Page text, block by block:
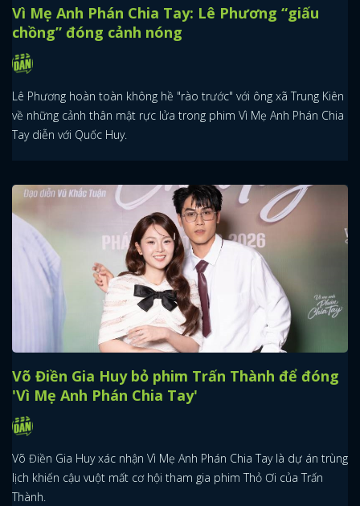
Vì Mẹ Anh Phán Chia Tay: Lê Phương “giấu
chồng” đóng cảnh nóng
Lê Phương hoàn toàn không hề "rào trước" với ông xã Trung Kiên
về những cảnh thân mật rực lửa trong phim Vì Mẹ Anh Phán Chia
Tay diễn với Quốc Huy.
Võ Điền Gia Huy bỏ phim Trấn Thành để đóng
'Vì Mẹ Anh Phán Chia Tay'
Võ Điền Gia Huy xác nhận Vì Mẹ Anh Phán Chia Tay là dự án trùng
lịch khiến cậu vuột mất cơ hội tham gia phim Thỏ Ơi của Trấn
Thành.